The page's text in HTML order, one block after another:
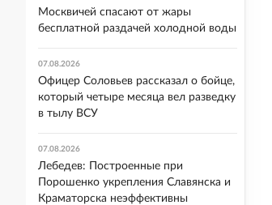
Москвичей спасают от жары
бесплатной раздачей холодной воды
07.08.2026
Офицер Соловьев рассказал о бойце,
который четыре месяца вел разведку
в тылу ВСУ
07.08.2026
Лебедев: Построенные при
Порошенко укрепления Славянска и
Краматорска неэффективны